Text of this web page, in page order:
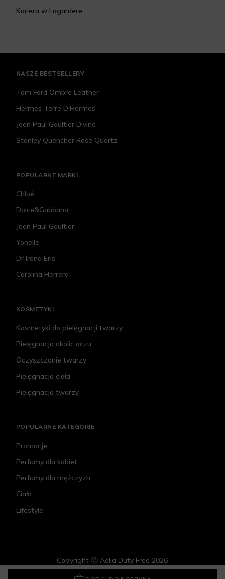
Kariera w Lagardere
NASZE BESTSELLERY
Tom Ford Ombre Leather
Hermes Terre D'Hermes
Jean Paul Gaultier Divine
Stanley Quencher Rose Quartz
POPULARNE MARKI
Chloé
Dolce&Gabbana
Jean Paul Gaultier
Yonelle
Dr Irena Eris
Carolina Herrera
KOSMETYKI
Kosmetyki do pielęgnacji twarzy
Pielęgnacja okolic oczu
Oczyszczanie twarzy
Pielęgnacja ciała
Pielęgnacja twarzy
POPULARNE KATEGORIE
Promocje
Perfumy dla kobiet
Perfumy dla mężczyzn
Ciało
Lifestyle
Copyright Ⓒ Aelia Duty Free 2026